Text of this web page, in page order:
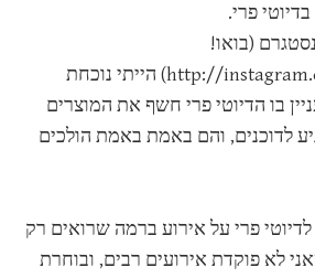
פרי.
(בואו!
http://) הייתי נוכחת
בו הדיוטי פרי חשף את המוצרים
לדוכנים, והם באמת באמת הולכים
פרי על אירוע ברמה שרואים רק
לא פוקדת אירועים רבים, ובוחרת